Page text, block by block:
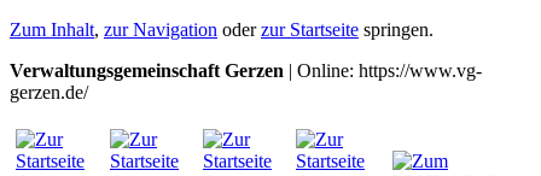
Zum Inhalt, zur Navigation oderzur Startseite springen.
Verwaltungsgemeinschaft Gerzen | Online: https://www.vg-
gerzen.de/